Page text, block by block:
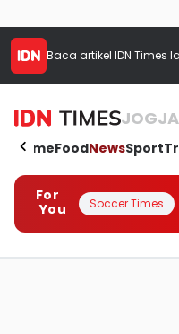
Baca artikel IDN Times
JOGJA
HomeFoodNewsSport
For
You
Soccer Times